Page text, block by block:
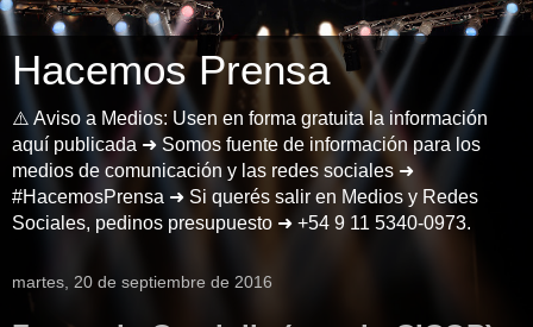
Hacemos Prensa
⚠️ Aviso a Medios: Usen en forma gratuita la información
aquí publicada ➜ Somos fuente de información para los
medios de comunicación y las redes sociales ➜
#HacemosPrensa ➜ Si querés salir en Medios y Redes
Sociales, pedinos presupuesto ➜ +54 9 11 5340-0973.
martes, 20 de septiembre de 2016